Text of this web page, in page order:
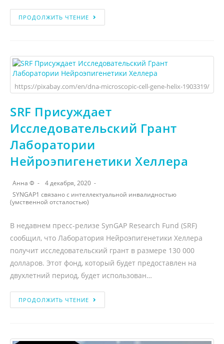
ПРОДОЛЖИТЬ ЧТЕНИЕ
https://pixabay.com/en/dna-microscopic-cell-gene-helix-1903319/
SRF Присуждает
Исследовательский Грант
Лаборатории
Нейроэпигенетики Хеллера
Анна Ф
4 декабря, 2020
SYNGAP1 связано с интеллектуальной инвалидностью
(умственной отсталостью)
В недавнем пресс-релизе SynGAP Research Fund (SRF)
сообщил, что Лаборатория Нейроэпигенетики Хеллера
получит исследовательский грант в размере 130 000
долларов. Этот фонд, который будет предоставлен на
двухлетний период, будет использован…
ПРОДОЛЖИТЬ ЧТЕНИЕ